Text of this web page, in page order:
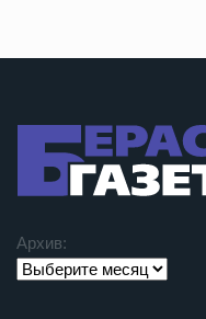
Архив: